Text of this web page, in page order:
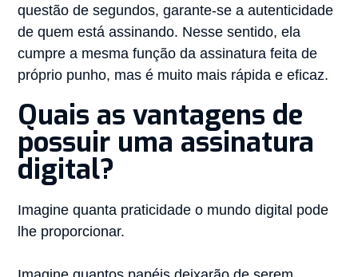
questão de segundos, garante-se a autenticidade
de quem está assinando. Nesse sentido, ela
cumpre a mesma função da assinatura feita de
próprio punho, mas é muito mais rápida e eficaz.
Quais as vantagens de
possuir uma assinatura
digital?
Imagine quanta praticidade o mundo digital pode
lhe proporcionar.